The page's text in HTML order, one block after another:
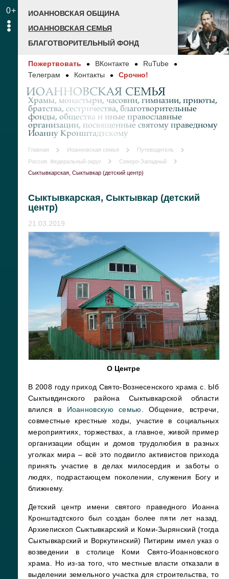
0+
ИОАННОВСКАЯ ОБЩИНА
ИОАННОВСКАЯ СЕМЬЯ
БЛАГОТВОРИТЕЛЬНЫЙ ФОНД
Пожертвовать ВКонтакте
RuTube
Телеграм
Контакты Срочно!
ИОАННОВСКАЯ СЕМЬЯ
Храмы, монастыри, часовни, гимназии, приюты,
братства, сестричества, благотворительные
фонды, общества и иные православные
организации, посвященные святому праведному
Иоанну Кронштадтскому
Главная Иоанновская семья
Путеводитель
Россия. Федеральный округ
Северо-Западный
Сыктывкарская, Сыктывкар (детский центр)
Сыктывкарская, Сыктывкар (детский
центр)
21.03.2019
О Центре
В 2008 году приход Свято-Вознесенского храма с. Ыб
Сыктывдинского района Сыктывкарской области
влился в Иоанновскую семью . Общение, встречи,
совместные крестные ходы, участие в социальных
мероприятиях, торжествах, а главное, живой пример
организации общин и домов трудолюбия в разных
уголках мира – всё это подвигло активистов прихода
принять участие в делах милосердия и заботы о
людях, подрастающем поколении, служения Богу и
ближнему.
Детский центр имени святого праведного Иоанна
Кронштадтского был создан более пяти лет назад.
Архиепископ Сыктывкарский и Коми-Зырянский (тогда
Сыктывкарский и Воркутинский) Питирим имел указ о
возведении в столице Коми Свято-Иоанновского
храма. Но из-за того, что местные власти отказали в
выделении земельного участка для строительства, то